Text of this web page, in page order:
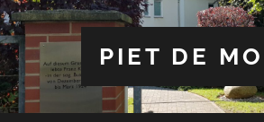
PIET DE